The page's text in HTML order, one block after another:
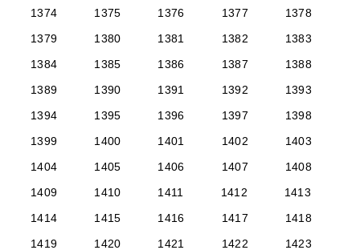
1374
1375 1376 1377
1378
1379
1380 1381 1382
1383
1384
1385 1386 1387
1388
1389
1390 1391 1392
1393
1394
1395 1396 1397
1398
1399
1400 1401 1402
1403
1404
1405 1406 1407
1408
1409
1410 1411 1412
1413
1414
1415 1416 1417
1418
1419
1420 1421 1422 1423